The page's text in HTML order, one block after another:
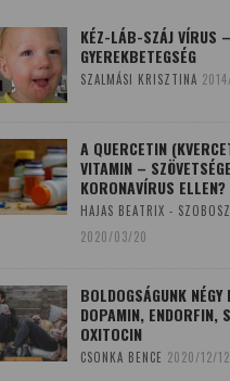
KÉZ-LÁB-SZÁJ VÍRUS
GYEREKBETEGSÉG
SZALMÁSI KRISZTINA
A QUERCETIN
VITAMIN –
KORONAVÍRUS ELLEN?
HAJAS BEATRIX -
2020/03/20
BOLDOGSÁGUNK
DOPAMIN, ENDORFIN,
OXITOCIN
CSONKA BENCE 2020/12/12